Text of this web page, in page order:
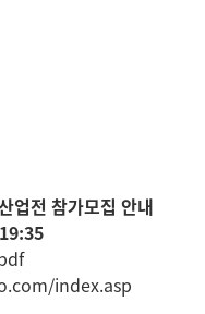
업전 참가모집 안내
index.asp